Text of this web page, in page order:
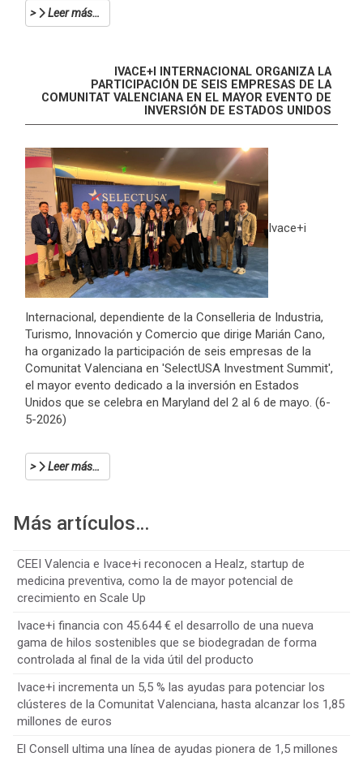
Leer más…
IVACE+I INTERNACIONAL ORGANIZA LA
PARTICIPACIÓN DE SEIS EMPRESAS DE LA
COMUNITAT VALENCIANA EN EL MAYOR EVENTO DE
INVERSIÓN DE ESTADOS UNIDOS
Ivace+i
Internacional, dependiente de la Conselleria de Industria,
Turismo, Innovación y Comercio que dirige Marián Cano,
ha organizado la participación de seis empresas de la
Comunitat Valenciana en 'SelectUSA Investment Summit',
el mayor evento dedicado a la inversión en Estados
Unidos que se celebra en Maryland del 2 al 6 de mayo. (6-
5-2026)
Leer más…
Más artículos…
CEEI Valencia e Ivace+i reconocen a Healz, startup de
medicina preventiva, como la de mayor potencial de
crecimiento en Scale Up
Ivace+i financia con 45.644 € el desarrollo de una nueva
gama de hilos sostenibles que se biodegradan de forma
controlada al final de la vida útil del producto
Ivace+i incrementa un 5,5 % las ayudas para potenciar los
clústeres de la Comunitat Valenciana, hasta alcanzar los 1,85
millones de euros
El Consell ultima una línea de ayudas pionera de 1,5 millones